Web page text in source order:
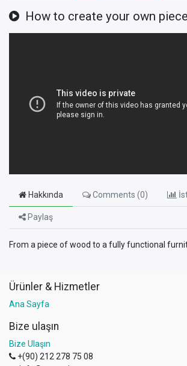
How to create your own
Hakkında Comments (0)
Paylaş
From a piece of wood to a fully functional
Ürünler & Hizmetler
Ana Sayfa
Bize ulaşın
Bize Ulaşın
+(90) 212 278 75 08